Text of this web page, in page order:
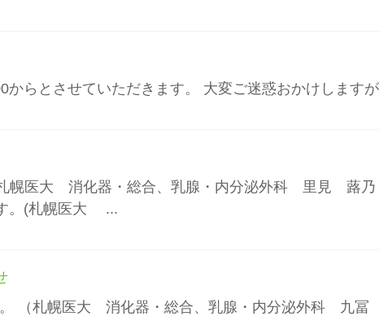
らとさせていただきます。 大変ご迷惑おかけします
幌医大 消化器・総合、乳腺・内分泌外科 里見 蕗
。(札幌医大 ...
。 （札幌医大 消化器・総合、乳腺・内分泌外科 九